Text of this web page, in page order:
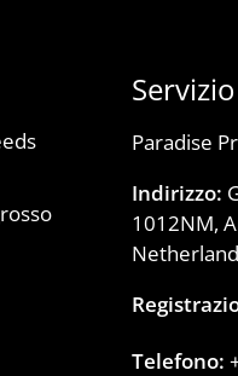
Paradise
Indirizzo:
1012NM,
Telefono: